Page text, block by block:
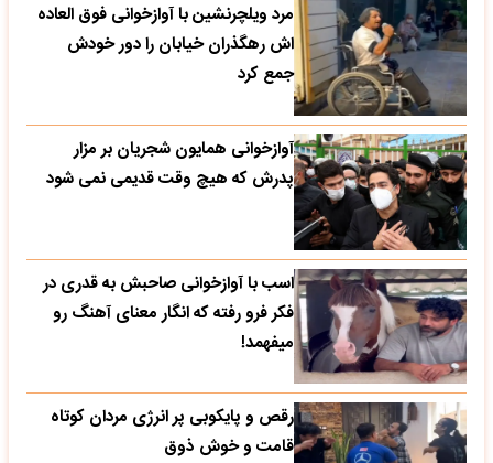
مرد ویلچرنشین با آوازخوانی فوق العاده
اش رهگذران خیابان را دور خودش
جمع کرد
آوازخوانی همایون شجریان بر مزار
پدرش که هیچ وقت قدیمی نمی شود
اسب با آوازخوانی صاحبش به قدری در
فکر فرو رفته که انگار معنای آهنگ رو
میفهمد!
رقص و پایکوبی پر انرژی مردان کوتاه
قامت و خوش ذوق